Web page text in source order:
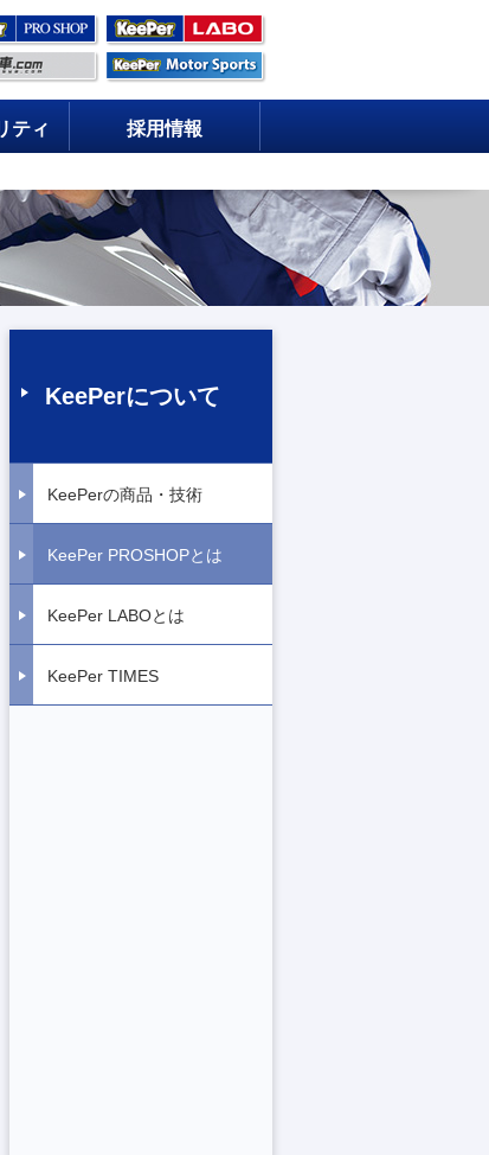
ティ 採用情報
KeePerについて
KeePerの商品・技術
KeePer PROSHOPとは
KeePer LABOとは
KeePer TIMES